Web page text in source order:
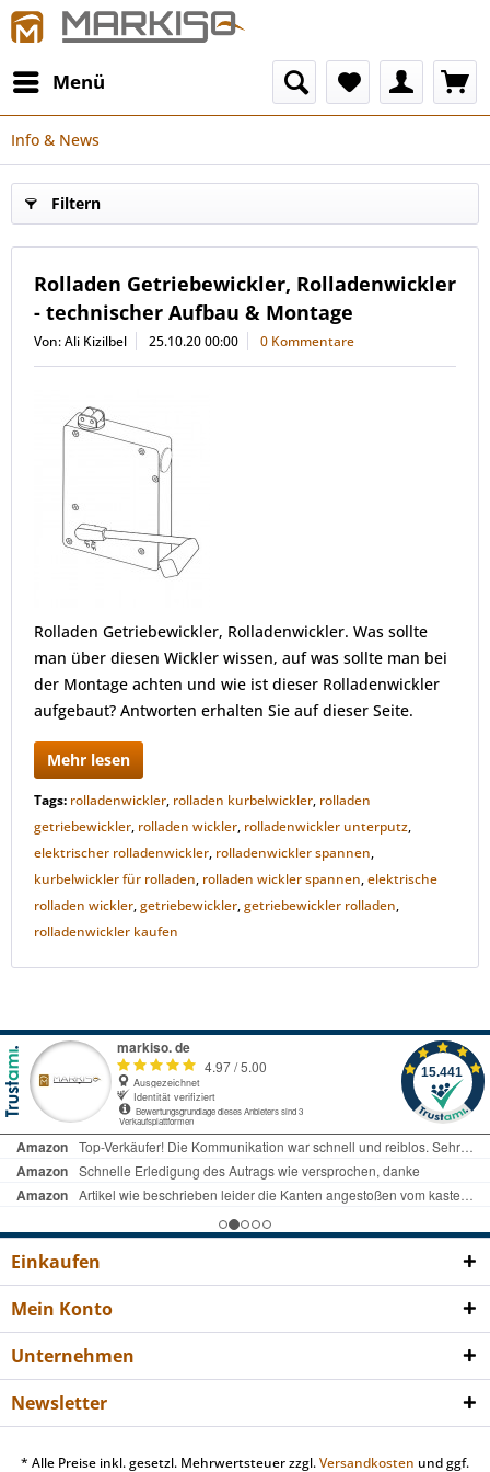
Menü
Info & News
Filtern
Rolladen Getriebewickler, Rolladenwickler
- technischer Aufbau & Montage
Von: Ali Kizilbel 25.10.20 00:00 0 Kommentare
Rolladen Getriebewickler, Rolladenwickler. Was sollte
man über diesen Wickler wissen, auf was sollte man bei
der Montage achten und wie ist dieser Rolladenwickler
aufgebaut? Antworten erhalten Sie auf dieser Seite.
Mehr lesen
Tags: rolladenwickler, rolladen kurbelwickler, rolladen
getriebewickler, rolladen wickler, rolladenwickler unterputz,
elektrischer rolladenwickler, rolladenwickler spannen,
kurbelwickler für rolladen, rolladen wickler spannen,elektrische
rolladen wickler,getriebewickler,getriebewickler rolladen,
rolladenwickler kaufen
Einkaufen
Mein Konto
Unternehmen
Newsletter
* Alle Preise inkl. gesetzl. Mehrwertsteuer zzgl.Versandkosten und ggf.